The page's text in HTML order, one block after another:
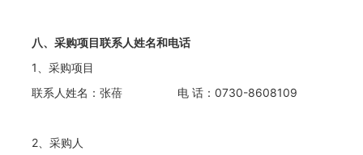
八、采购项目联系人姓名和电话
1、采购项目
联系人姓名：张蓓
电 话：0730-8608109
2、采购人